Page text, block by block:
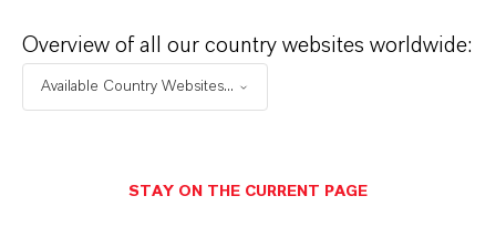
Mehr erfahren
Mehr erfahren
Overview of all our country websites worldwide:
Available Country Websites...
STAY ON THE CURRENT PAGE